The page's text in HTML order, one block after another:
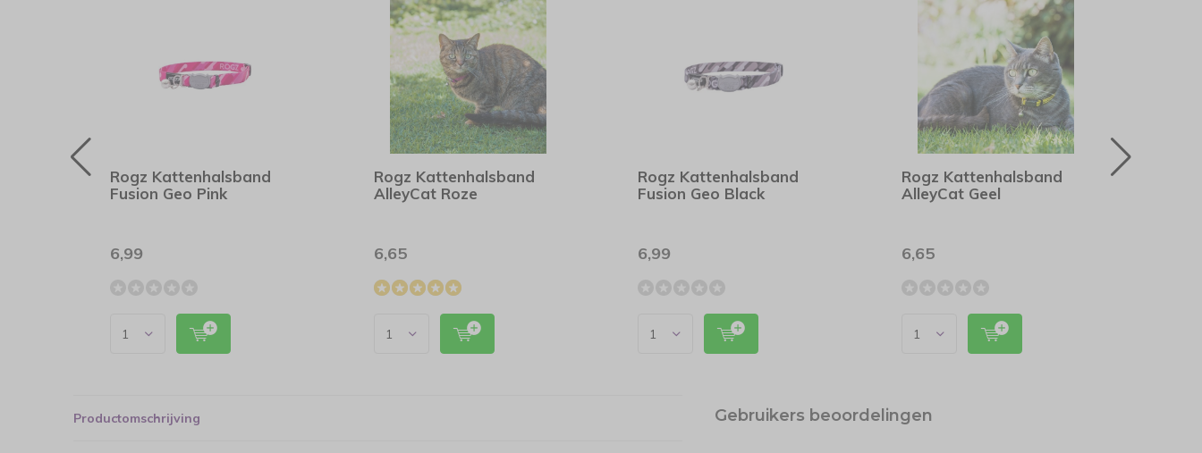
Rogz Kattenhalsband
Fusion Geo Pink
6,99
Rogz Kattenhalsband
AlleyCat Roze
6,65
Rogz Kattenhalsband
Fusion Geo Black
6,99
Rogz Kattenhalsband
AlleyCat Geel
6,65
Productomschrijving Gebruikers beoordelingen